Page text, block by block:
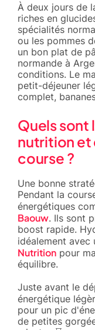
À deux jours de
riches en
spécialités
ou les pommes
un bon plat de
normande à
conditions. Le
petit-déjeuner
complet,
Quels sont
nutrition et
course ?
Une bonne
Pendant la
énergétiques
Baouw. Ils sont
boost rapide.
idéalement avec
Nutrition pour
équilibre.
Juste avant le
énergétique
pour un pic
de petites